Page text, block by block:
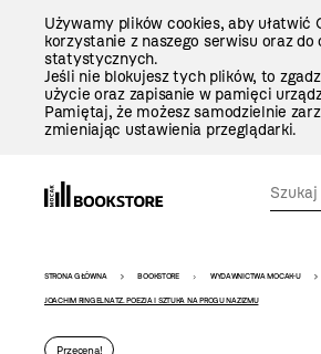
Używamy plików cookies, aby ułatwić
korzystanie z naszego serwisu oraz do
statystycznych.
Jeśli nie blokujesz tych plików, to
użycie oraz zapisanie w pamięci
Pamiętaj, że możesz samodzielnie
zmieniając ustawienia przeglądarki.
Bookstore
-
szablon
STRONA GŁÓWNA BOOKSTORE WYDAWNICTWA MOCAK-U
JOACHIM RINGELNATZ. POEZJA I SZTUKA NA PROGU NAZIZMU
Przecena!